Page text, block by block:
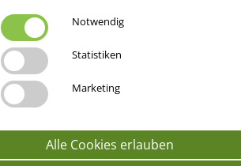
wie Standfestigkeit und
Reife von 30–35 % muss auf alle
einen Körnermais mit K 240 wird
schöpft der Mais sein
Pflanzen diesen Zeitpunkt
Notwendig
Statistiken
Marketing
Alle Cookies erlauben